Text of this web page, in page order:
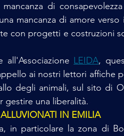
di
mancanza di amore verso
con progetti e costruzioni
all'Associazione LEIDA
ai nostri lettori affiche
degli animali, sul sito di
una liberalità.
IN EMILIA
in particolare la zona di